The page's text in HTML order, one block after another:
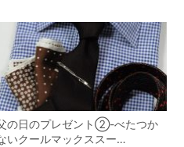
の日のプレゼント②-べたつか
いクールマックススー…